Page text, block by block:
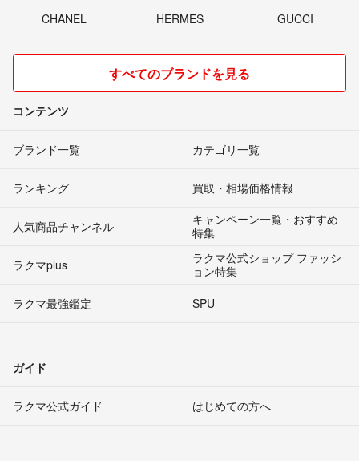
CHANEL HERMES GUCCI
すべてのブランドを見る
コンテンツ
ブランド一覧 カテゴリ一覧
ランキング 買取・相場価格情報
人気商品チャンネル
キャンペーン一覧・おすすめ
特集
ラクマplus
ラクマ公式ショップ ファッシ
ョン特集
ラクマ最強鑑定
SPU
ガイド
ラクマ公式ガイド はじめての方へ